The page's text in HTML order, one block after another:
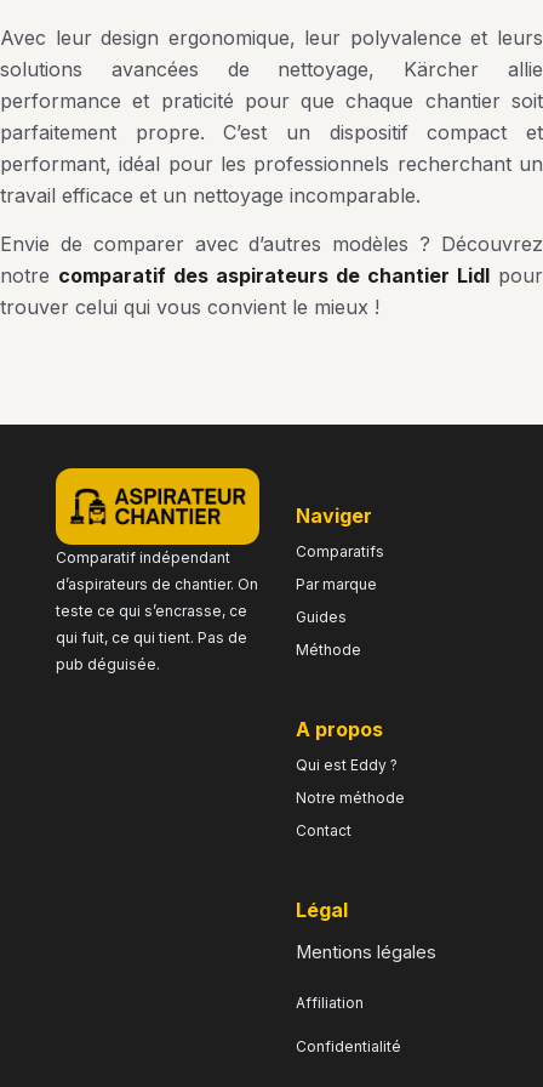
Avec leur design ergonomique, leur polyvalence et leurs
solutions avancées de nettoyage, Kärcher allie
performance et praticité pour que chaque chantier soit
parfaitement propre. C’est un dispositif compact et
performant, idéal pour les professionnels recherchant un
travail efficace et un nettoyage incomparable.
Envie de comparer avec d’autres modèles ? Découvrez
notre comparatif des aspirateurs de chantier Lidl pour
trouver celui qui vous convient le mieux !
Comparatif indépendant
d’aspirateurs de chantier. On
teste ce qui s’encrasse, ce
qui fuit, ce qui tient. Pas de
pub déguisée.
naviger
Comparatifs
Par marque
Guides
Méthode
a propos
Qui est Eddy ?
Notre méthode
Contact
légal
Mentions légales
Affiliation
Confidentialité